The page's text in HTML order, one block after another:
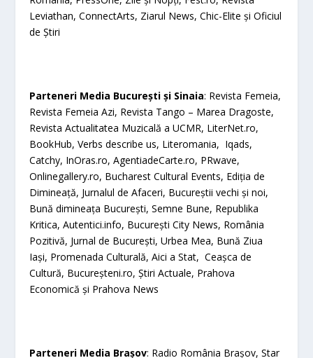
Leviathan, ConnectArts, Ziarul News, Chic-Elite și Oficiul
de Știri
Parteneri Media București și Sinaia: Revista Femeia,
Revista Femeia Azi, Revista Tango – Marea Dragoste,
Revista Actualitatea Muzicală a UCMR, LiterNet.ro,
BookHub, Verbs describe us, Literomania, Iqads,
Catchy, InOras.ro, AgentiadeCarte.ro, PRwave,
Onlinegallery.ro, Bucharest Cultural Events, Ediția de
Dimineață, Jurnalul de Afaceri, Bucureștii vechi și noi,
Bună dimineața București, Semne Bune, Republika
Kritica, Autentici.info, București City News, România
Pozitivă, Jurnal de București, Urbea Mea, Bună Ziua
Iași, Promenada Culturală, Aici a Stat, Ceașca de
Cultură, Bucureșteni.ro, Știri Actuale, Prahova
Economică și Prahova News
Parteneri Media Brașov: Radio România Brașov, Star